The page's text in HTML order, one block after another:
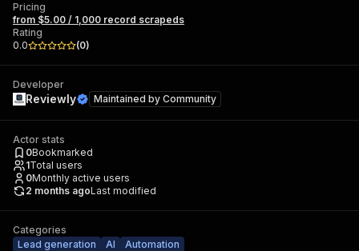
Pricing
from $5.00 / 1,000 record scrapeds
Rating
0.0
(0)
Developer
Reviewly Maintained by Community
Actor stats
0Bookmarked
1Total users
0Monthly active users
2 months agoLast modified
Categories
Lead generation
AI Automation